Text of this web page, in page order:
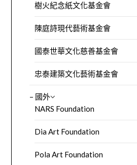
樹火紀念紙文化基金會
陳庭詩現代藝術基金會
國泰世華文化慈善基金會
忠泰建築文化藝術基金會
– 國外
NARS Foundation
Dia Art Foundation
Pola Art Foundation